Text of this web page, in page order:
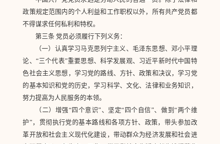
政策规定范围内的个人利益和工作职权以外，所有共产党员都
不得谋求任何私利和特权。
第三条 党员必须履行下列义务：
（一）认真学习马克思列宁主义、毛泽东思想、邓小平理
论、“三个代表”重要思想、科学发展观、习近平新时代中国特
色社会主义思想，学习党的路线、方针、政策和决议，学习党
的基本知识和党的历史，学习科学、文化、法律和业务知识，
努力提高为人民服务的本领。
（二）增强“四个意识”、坚定“四个自信”、做到“两个维
护”，贯彻执行党的基本路线和各项方针、政策，带头参加改
革开放和社会主义现代化建设，带动群众为经济发展和社会进